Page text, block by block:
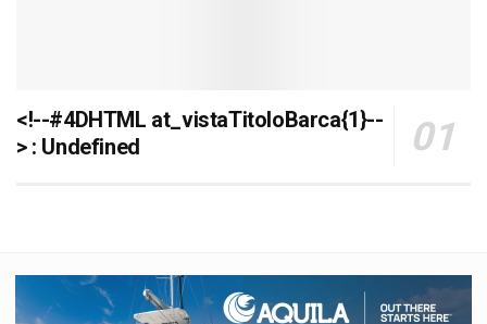
<!--#4DHTML at_vistaTitoloBarca{1}--
> : Undefined